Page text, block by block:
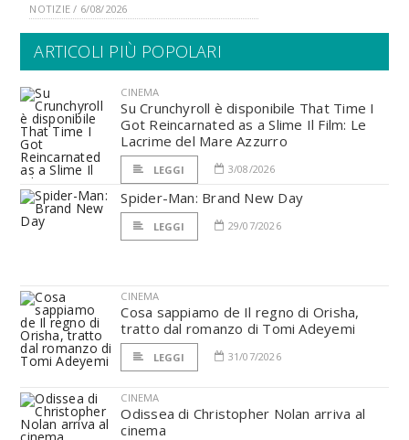
NOTIZIE / 6/08/2026
ARTICOLI PIÙ POPOLARI
CINEMA
Su Crunchyroll è disponibile That Time I
Got Reincarnated as a Slime Il Film: Le
Lacrime del Mare Azzurro
LEGGI 3/08/2026
Spider-Man: Brand New Day
LEGGI 29/07/2026
CINEMA
Cosa sappiamo de Il regno di Orisha,
tratto dal romanzo di Tomi Adeyemi
LEGGI 31/07/2026
CINEMA
Odissea di Christopher Nolan arriva al
cinema